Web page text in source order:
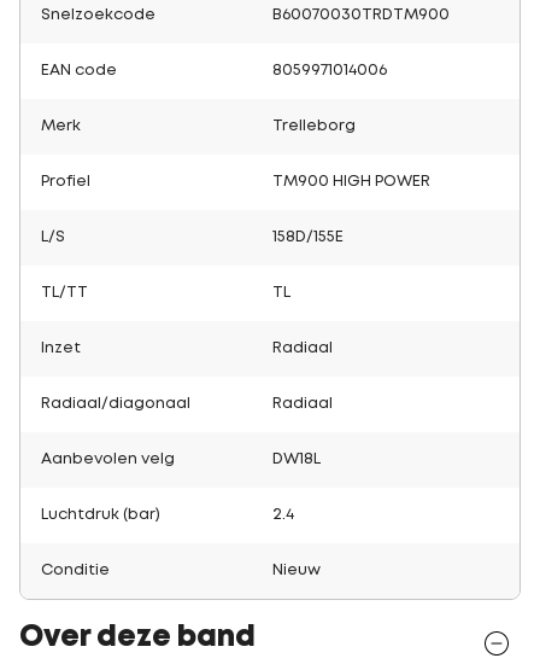
Snelzoekcode B60070030TRDTM900
EAN code 8059971014006
Merk Trelleborg
Profiel TM900 HIGH POWER
L/S 158D/155E
TL/TT
Inzet Radiaal
Radiaal/diagonaal Radiaal
Aanbevolen velg DW18L
Luchtdruk (bar) 2.4
Conditie Nieuw
Over deze band